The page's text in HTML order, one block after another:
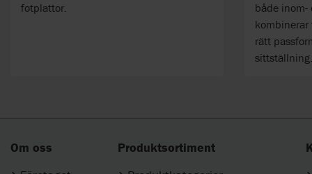
fotplattor.
både
rätt
sittställning.
Om oss
Produktsortiment